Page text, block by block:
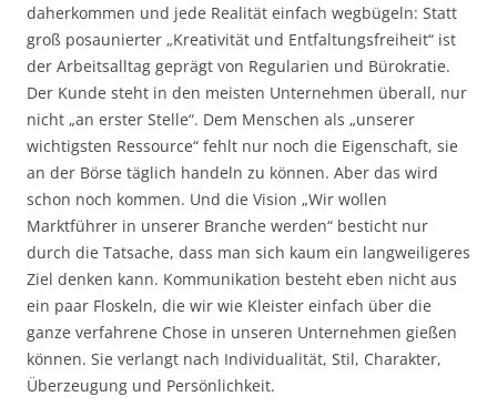
daherkommen und jede Realität einfach wegbügeln: Statt
groß posaunierter „Kreativität und Entfaltungsfreiheit“ ist
der Arbeitsalltag geprägt von Regularien und Bürokratie.
Der Kunde steht in den meisten Unternehmen überall, nur
nicht „an erster Stelle“. Dem Menschen als „unserer
wichtigsten Ressource“ fehlt nur noch die Eigenschaft, sie
an der Börse täglich handeln zu können. Aber das wird
schon noch kommen. Und die Vision „Wir wollen
Marktführer in unserer Branche werden“ besticht nur
durch die Tatsache, dass man sich kaum ein langweiligeres
Ziel denken kann. Kommunikation besteht eben nicht aus
ein paar Floskeln, die wir wie Kleister einfach über die
ganze verfahrene Chose in unseren Unternehmen gießen
können. Sie verlangt nach Individualität, Stil, Charakter,
Überzeugung und Persönlichkeit.